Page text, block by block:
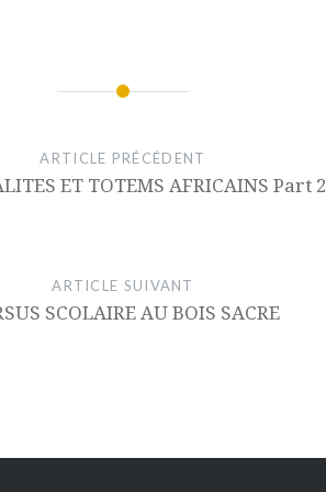
ARTICLE PRÉCÉDENT
ET TOTEMS AFRICAINS Part 2
ARTICLE SUIVANT
SCOLAIRE AU BOIS SACRE